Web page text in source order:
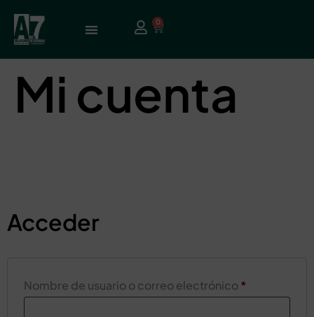
0
Mi cuenta
Acceder
Nombre de usuario o correo electrónico *